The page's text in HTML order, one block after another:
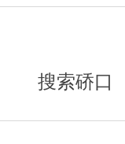
搜索硚口